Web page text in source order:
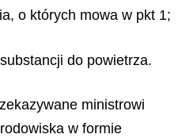
o których mowa w pkt 1;
do powietrza.
ministrowi
w formie